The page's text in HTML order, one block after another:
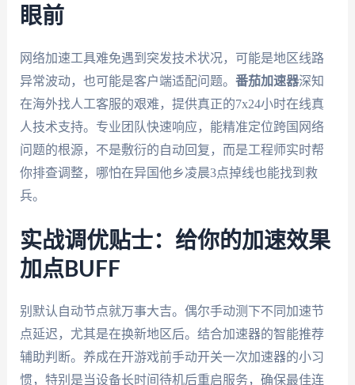
眼前
网络加速工具难免遇到突发技术状况，可能是地区线路
异常波动，也可能是客户端适配问题。 番茄加速器深知
在海外找人工客服的艰难，提供真正的7x24小时在线真
人技术支持。专业团队快速响应，能精准定位跨国网络
问题的根源，不是敷衍的自动回复，而是工程师实时帮
你排查调整，哪怕在异国他乡凌晨3点掉线也能找到救
兵。
实战调优贴士：给你的加速效果
加点BUFF
别默认自动节点就万事大吉。偶尔手动测下不同加速节
点延迟，尤其是在换新地区后。结合加速器的智能推荐
辅助判断。养成在开游戏前手动开关一次加速器的小习
惯，特别是当设备长时间待机后重启服务，确保最佳连